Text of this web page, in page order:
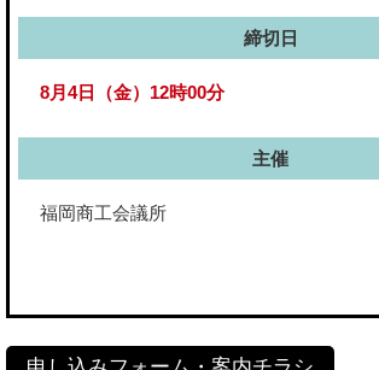
締切日
8月4日（金）12時00分
主催
福岡商工会議所